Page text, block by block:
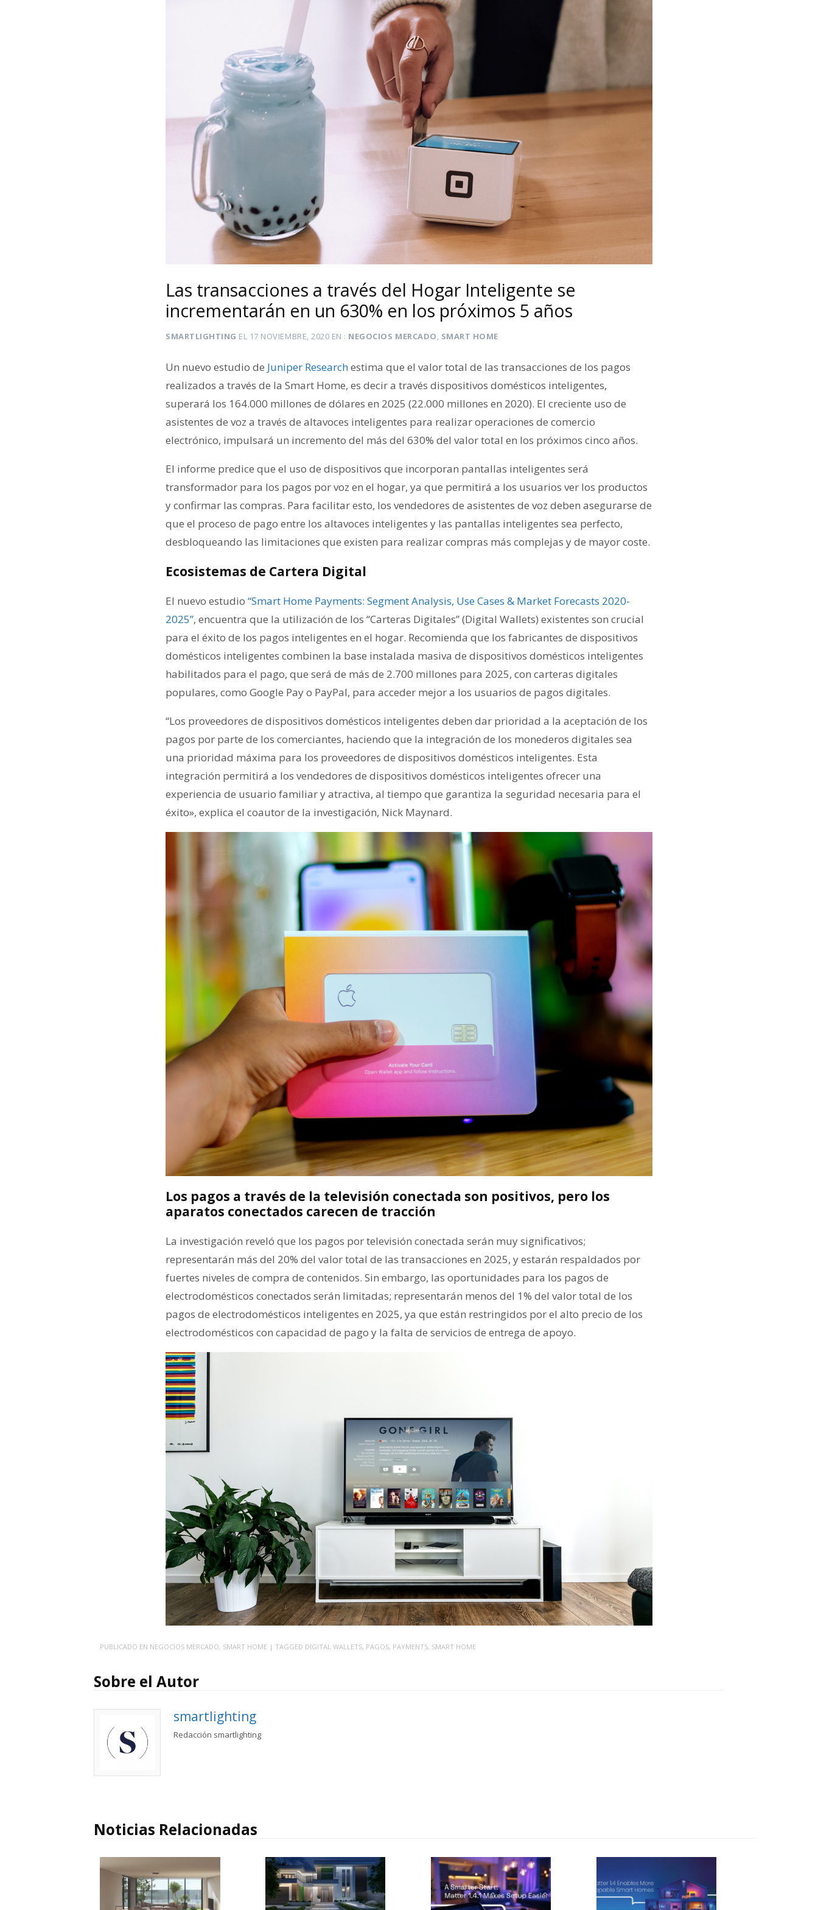
Las transacciones a través del Hogar Inteligente se
incrementarán en un 630% en los próximos 5 años
SMARTLIGHTING EL 17 NOVIEMBRE, 2020 EN NEGOCIOS MERCADO, SMART HOME
Un nuevo estudio de Juniper Researchestima que el valor total de las transacciones de los pagos
realizados a través de la Smart Home, es decir a través dispositivos domésticos inteligentes,
superará los 164.000 millones de dólares en 2025 (22.000 millones en 2020). El creciente uso de
asistentes de voz a través de altavoces inteligentes para realizar operaciones de comercio
electrónico, impulsará un incremento del más del 630% del valor total en los próximos cinco años.
El informe predice que el uso de dispositivos que incorporan pantallas inteligentes será
transformador para los pagos por voz en el hogar, ya que permitirá a los usuarios ver los productos
y confirmar las compras. Para facilitar esto, los vendedores de asistentes de voz deben asegurarse de
que el proceso de pago entre los altavoces inteligentes y las pantallas inteligentes sea perfecto,
desbloqueando las limitaciones que existen para realizar compras más complejas y de mayor coste.
Ecosistemas de Cartera Digital
El nuevo estudio “Smart Home Payments: Segment Analysis, Use Cases & Market Forecasts 2020-
2025”, encuentra que la utilización de los “Carteras Digitales” (Digital Wallets) existentes son crucial
para el éxito de los pagos inteligentes en el hogar. Recomienda que los fabricantes de dispositivos
domésticos inteligentes combinen la base instalada masiva de dispositivos domésticos inteligentes
habilitados para el pago, que será de más de 2.700 millones para 2025, con carteras digitales
populares, como Google Pay o PayPal, para acceder mejor a los usuarios de pagos digitales.
“Los proveedores de dispositivos domésticos inteligentes deben dar prioridad a la aceptación de los
pagos por parte de los comerciantes, haciendo que la integración de los monederos digitales sea
una prioridad máxima para los proveedores de dispositivos domésticos inteligentes. Esta
integración permitirá a los vendedores de dispositivos domésticos inteligentes ofrecer una
experiencia de usuario familiar y atractiva, al tiempo que garantiza la seguridad necesaria para el
éxito», explica el coautor de la investigación, Nick Maynard.
Los pagos a través de la televisión conectada son positivos, pero los
aparatos conectados carecen de tracción
La investigación reveló que los pagos por televisión conectada serán muy significativos;
representarán más del 20% del valor total de las transacciones en 2025, y estarán respaldados por
fuertes niveles de compra de contenidos. Sin embargo, las oportunidades para los pagos de
electrodomésticos conectados serán limitadas; representarán menos del 1% del valor total de los
pagos de electrodomésticos inteligentes en 2025, ya que están restringidos por el alto precio de los
electrodomésticos con capacidad de pago y la falta de servicios de entrega de apoyo.
PUBLICADO EN NEGOCIOS MERCADO, SMART HOME | TAGGED DIGITAL WALLETS, PAGOS, PAYMENTS, SMART HOME
Sobre el Autor
smartlighting
Redacción smartlighting
Noticias Relacionadas